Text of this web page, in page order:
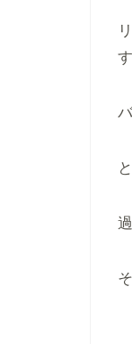
す